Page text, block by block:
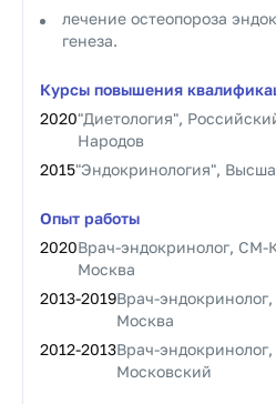
лечение остеопороза
генеза.
Курсы повышения
2020"Диетология",
Народов
2015"Эндокринология",
Опыт работы
2020Врач-эндокринолог, СМ-
Москва
2013-2019Врач-
Москва
2012-2013Врач-
Московский